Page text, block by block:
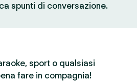
spunti di conversazione.
sport o qualsiasi
fare in compagnia!